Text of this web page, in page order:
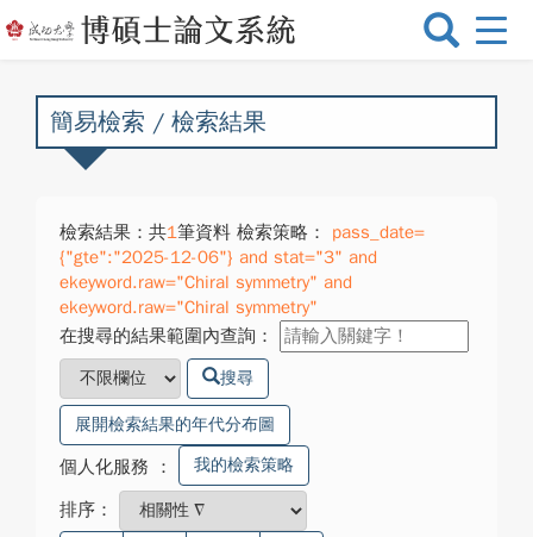
選
換
簡易檢索 / 檢索結果
檢索結果：共1筆資料 檢索策略：
pass_date=
{"gte":"2025-12-06"} and stat="3" and
ekeyword.raw="Chiral symmetry" and
ekeyword.raw="Chiral symmetry"
在搜尋的結果範圍內查詢：
搜尋
展開檢索結果的年代分布圖
個人化服務 ： 我的檢索策略
排序：